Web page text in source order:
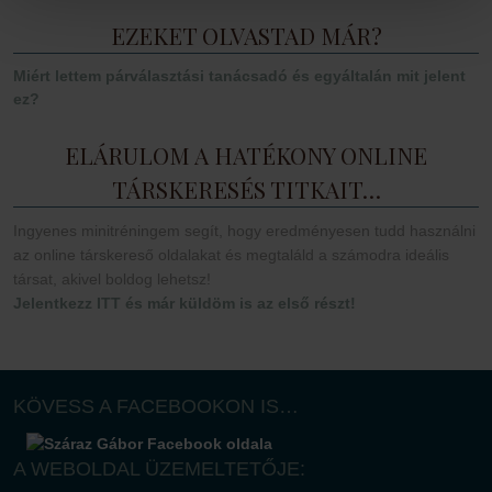
EZEKET OLVASTAD MÁR?
Miért lettem párválasztási tanácsadó és egyáltalán mit jelent
ez?
ELÁRULOM A HATÉKONY ONLINE
TÁRSKERESÉS TITKAIT…
Ingyenes minitréningem segít, hogy eredményesen tudd használni
az online társkereső oldalakat és megtaláld a számodra ideális
társat, akivel boldog lehetsz!
Jelentkezz ITT és már küldöm is az első részt!
KÖVESS A FACEBOOKON IS…
A WEBOLDAL ÜZEMELTETŐJE: